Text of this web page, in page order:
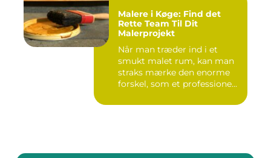
Malere i Køge: Find det
Rette Team Til Dit
Malerprojekt
Når man træder ind i et
smukt malet rum, kan man
straks mærke den enorme
forskel, som et professione...